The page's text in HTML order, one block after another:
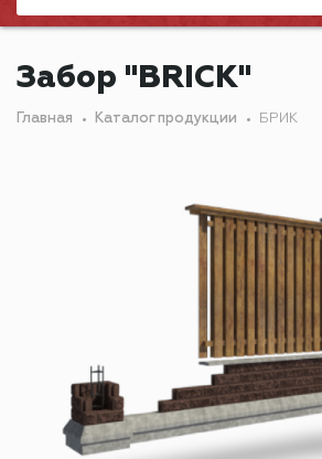
Забор "BRICK"
Главная Каталог продукции БРИК